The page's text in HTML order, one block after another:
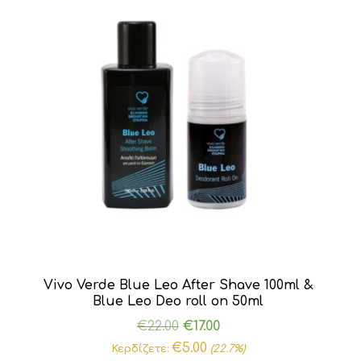
Vivo Verde Blue Leo After Shave 100ml &
Blue Leo Deo roll on 50ml
€22.00 Original
price
€17.00Η
τρέχουσα
Κερδίζετε: €5.00 (22.7%)